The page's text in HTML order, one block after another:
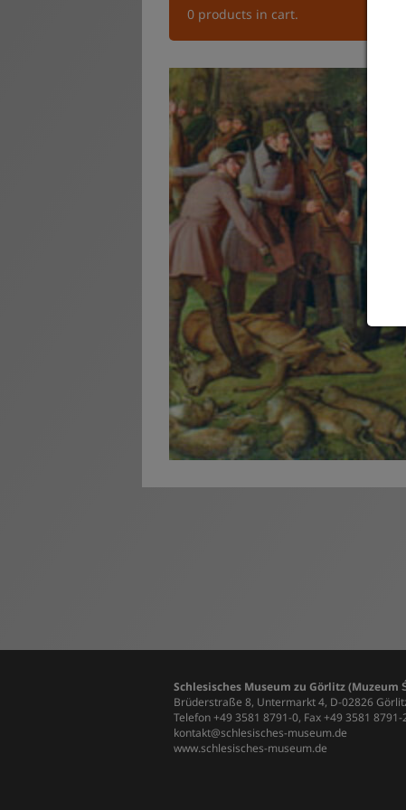
0 products in cart.
Schlesisches Museum zu Görlitz (Muzeum
Brüderstraße 8, Untermarkt 4, D-02826
Telefon +49 3581 8791-0, Fax +49 3581 8791-
kontakt@schlesisches-museum.de
www.schlesisches-museum.de